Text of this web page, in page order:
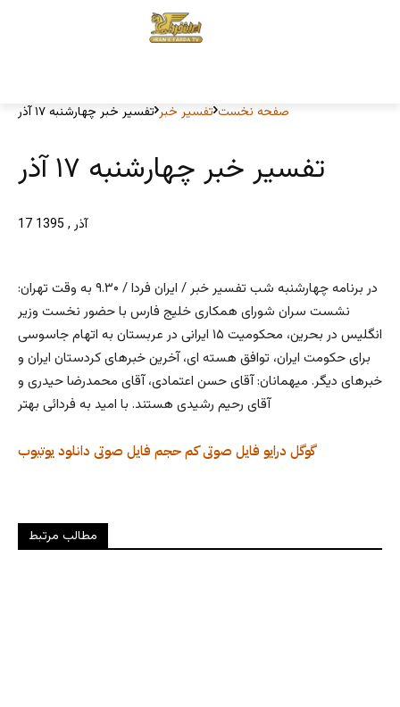
صفحه نخست تفسیر خبر تفسیر خبر چهارشنبه ۱۷ آذر
تفسیر خبر چهارشنبه ۱۷ آذر
17 آذر , 1395
در برنامه چهارشنبه شب تفسیر خبر / ایران فردا / ۹.۳۰ به وقت تهران:
نشست سران شورای همکاری خلیج فارس با حضور نخست وزیر
انگلیس در بحرین، محکومیت ۱۵ ایرانی در عربستان به اتهام جاسوسی
برای حکومت ایران، توافق هسته ای، آخرین خبرهای کردستان ایران و
خبرهای دیگر. میهمانان: آقای حسن اعتمادی، آقای محمدرضا حیدری و
آقای رحیم رشیدی هستند. با امید به فردائی بهتر
یوتیوب دانلود فایل صوتی فایل صوتی کم حجم گوگل درایو
مطالب مرتبط